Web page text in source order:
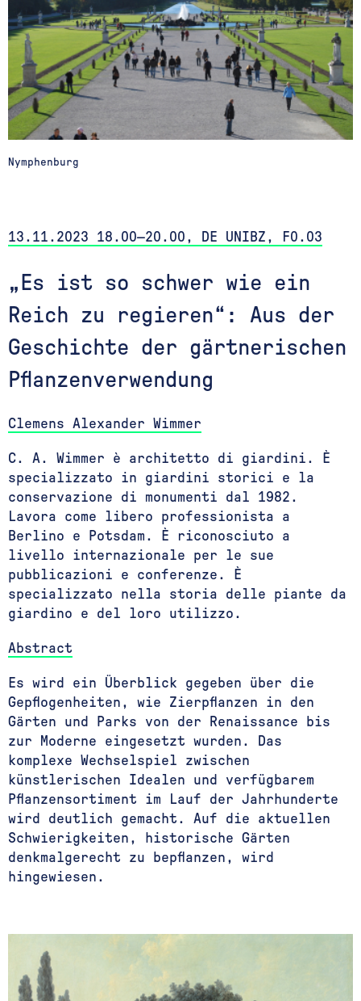
Nymphenburg
13.11.2023 18.00—20.00, DE UNIBZ, F0.03
„Es ist so schwer wie ein
Reich zu regieren“: Aus der
Geschichte der gärtnerischen
Pflanzenverwendung
Clemens Alexander Wimmer
C. A. Wimmer è architetto di giardini. È
specializzato in giardini storici e la
conservazione di monumenti dal 1982.
Lavora come libero professionista a
Berlino e Potsdam. È riconosciuto a
livello internazionale per le sue
pubblicazioni e conferenze. È
specializzato nella storia delle piante da
giardino e del loro utilizzo.
Abstract
Es wird ein Überblick gegeben über die
Gepflogenheiten, wie Zierpflanzen in den
Gärten und Parks von der Renaissance bis
zur Moderne eingesetzt wurden. Das
komplexe Wechselspiel zwischen
künstlerischen Idealen und verfügbarem
Pflanzensortiment im Lauf der Jahrhunderte
wird deutlich gemacht. Auf die aktuellen
Schwierigkeiten, historische Gärten
denkmalgerecht zu bepflanzen, wird
hingewiesen.